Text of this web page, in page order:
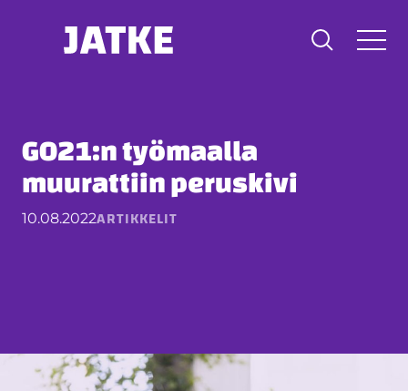
GO21:n työmaalla
muurattiin peruskivi
10.08.2022ARTIKKELIT